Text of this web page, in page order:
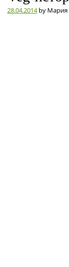
28.04.2014by Мария